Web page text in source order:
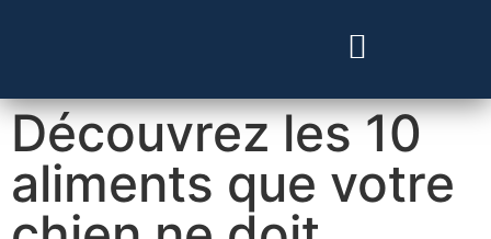
Découvrez les 10
aliments que votre